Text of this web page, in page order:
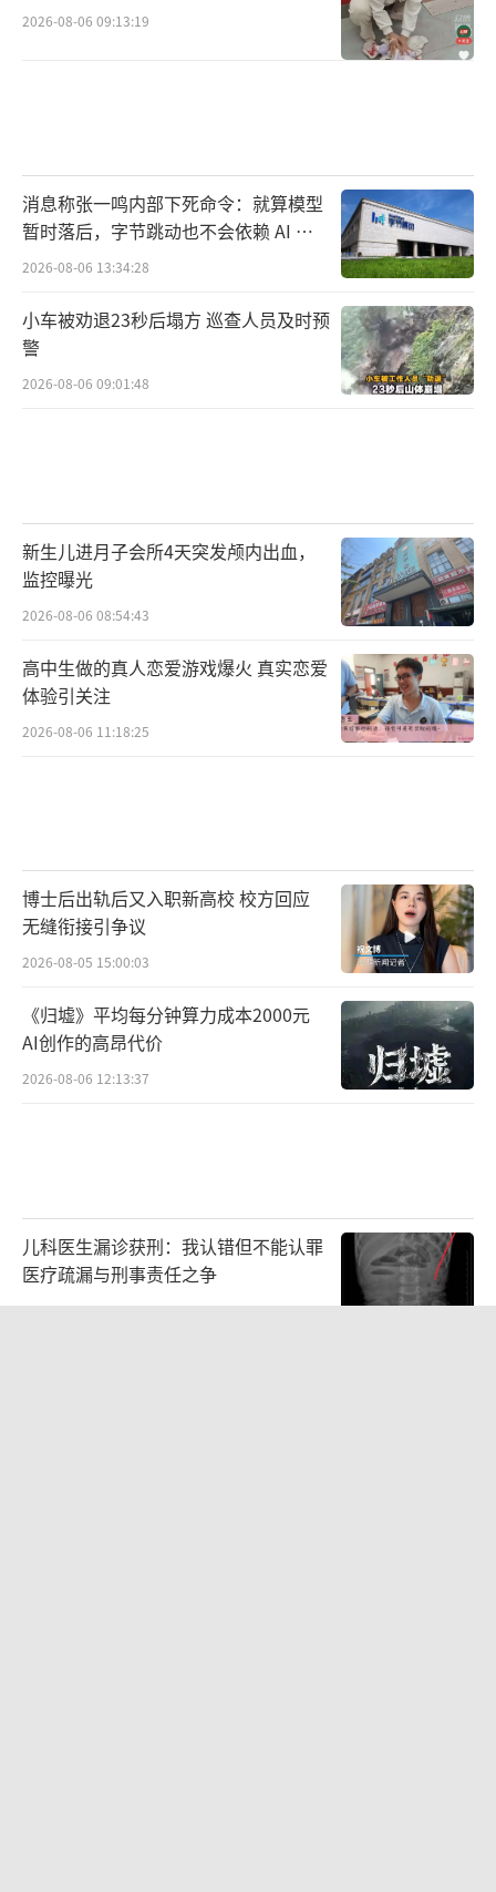
2026-08-06 09:13:19
消息称张一鸣内部下死命令：就算模型
暂时落后，字节跳动也不会依赖 AI 蒸
馏技术
2026-08-06 13:34:28
小车被劝退23秒后塌方 巡查人员及时预
警
2026-08-06 09:01:48
新生儿进月子会所4天突发颅内出血，
监控曝光
2026-08-06 08:54:43
高中生做的真人恋爱游戏爆火 真实恋爱
体验引关注
2026-08-06 11:18:25
博士后出轨后又入职新高校 校方回应
无缝衔接引争议
2026-08-05 15:00:03
《归墟》平均每分钟算力成本2000元
AI创作的高昂代价
2026-08-06 12:13:37
儿科医生漏诊获刑：我认错但不能认罪
医疗疏漏与刑事责任之争
2026-08-06 13:45:15